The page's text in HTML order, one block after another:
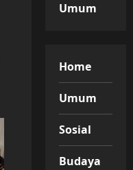
Umum
Home
Umum
Sosial
Budaya